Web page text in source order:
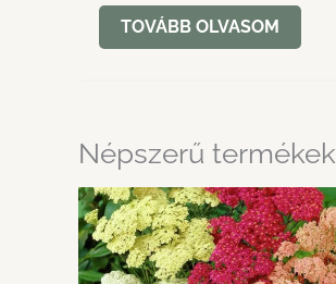
TOVÁBB OLVASOM
Népszerű termékek